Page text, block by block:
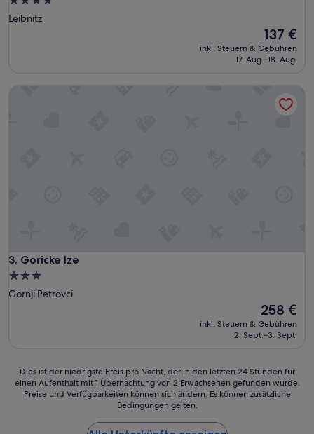
Sterne-
Leibnitz
Der
Preis
beträgt
137 €
inkl. Steuern & Gebühren
17. Aug.–18. Aug.
3. Goricke Ize
Goricke Ize
3.0-
Sterne-
Gornji Petrovci
Der
Preis
beträgt
258 €
inkl. Steuern & Gebühren
2. Sept.–3. Sept.
Dies
ist
Dies ist der niedrigste Preis pro Nacht, der in den letzten 24 Stunden für
einen Aufenthalt mit 1 Übernachtung von 2 Erwachsenen gefunden wurde.
Preise und Verfügbarkeiten können sich ändern. Es können zusätzliche
Bedingungen gelten.